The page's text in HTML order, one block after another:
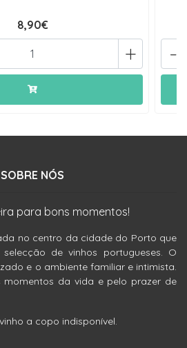
8,90€
+ -
SOBRE NÓS
para bons momentos!
no centro da cidade do Porto que
de vinhos portugueses. O
e o ambiente familiar e intimista.
momentos da vida e pelo prazer de
a copo indisponível.